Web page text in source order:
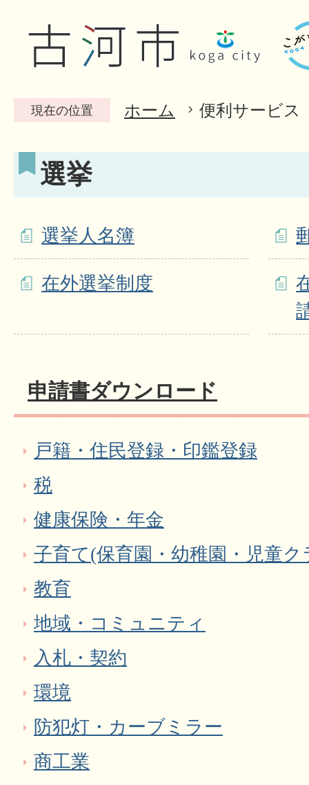
現在の位置 ホーム 便利サービス
選挙
選挙人名簿
在外選挙制度
申請書ダウンロード
戸籍・住民登録・印鑑登録
税
健康保険・年金
子育て(保育園・幼稚園・児童
教育
地域・コミュニティ
入札・契約
環境
防犯灯・カーブミラー
商工業